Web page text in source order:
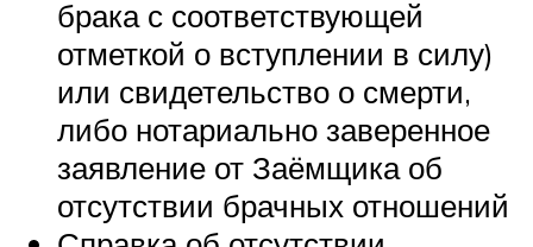
брака с соответствующей
отметкой о вступлении в силу)
или свидетельство о смерти,
либо нотариально заверенное
заявление от Заёмщика об
отсутствии брачных отношений